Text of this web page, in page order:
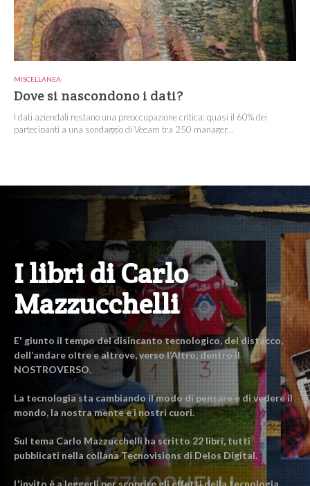
MISCELLANEA
Dove si nascondono i dati?
I dati aziendali restano una preoccupazione critica: quasi il 60% dei
partecipanti a una sondaggio di Veeam tra 250 manager...
I libri di Carlo
Mazzucchelli
E' giunto il tempo del disincanto tecnologico, del distacco,
dell’andare oltre e altrove, verso l’Altro, dentro il
NOSTROVERSO.
La tecnologia sta cambiando il modo di pensare e di vedere il
mondo, la nostra mente e i nostri cuori.
Sul tema Carlo Mazzucchelli ha scritto 22 libri, tutti
pubblicati nella collana Tecnovisions di Delos Digital.
L'invito è a leggerli per scoprire gli effetti della tecnologia